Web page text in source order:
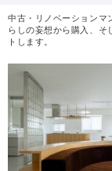
中古・リノベーションマ
らしの妄想から購入、そ
トします。